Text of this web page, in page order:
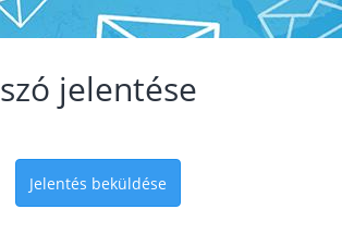
szó jelentése
Jelentés beküldése